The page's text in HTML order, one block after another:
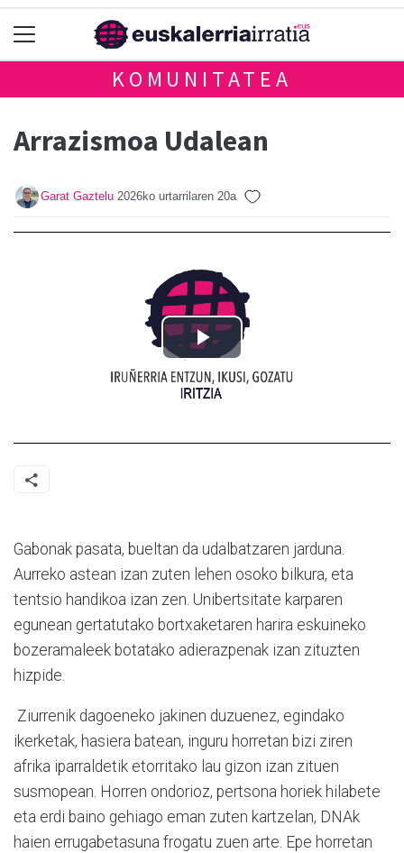
KOMUNITATEA
Arrazismoa Udalean
Garat Gaztelu 2026ko urtarrilaren 20a
Gabonak pasata, bueltan da udalbatzaren jarduna.
Aurreko astean izan zuten lehen osoko bilkura, eta
tentsio handikoa izan zen. Unibertsitate karparen
egunean gertatutako bortxaketaren harira eskuineko
bozeramaleek botatako adierazpenak izan zituzten
hizpide.
Ziurrenik dagoeneko jakinen duzuenez, egindako
ikerketak, hasiera batean, inguru horretan bizi ziren
afrika iparraldetik etorritako lau gizon izan zituen
susmopean. Horren ondorioz, pertsona horiek hilabete
eta erdi baino gehiago eman zuten kartzelan, DNAk
haien errugabetasuna frogatu zuen arte. Epe horretan